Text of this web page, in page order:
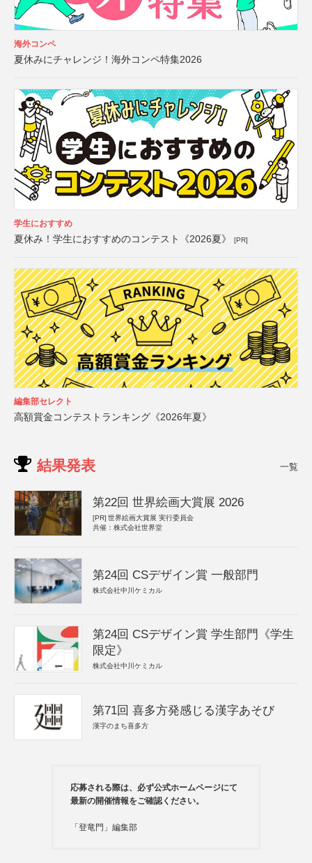
海外コンペ
夏休みにチャレンジ！海外コンペ特集2026
学生におすすめ
夏休み！学生におすすめのコンテスト《2026夏》 [PR]
編集部セレクト
高額賞金コンテストランキング《2026年夏》
結果発表 一覧
第22回 世界絵画大賞展 2026
[PR] 世界絵画大賞展 実行委員会
共催：株式会社世界堂
第24回 CSデザイン賞 一般部門
株式会社中川ケミカル
第24回 CSデザイン賞 学生部門《学生
限定》
株式会社中川ケミカル
第71回 喜多方発感じる漢字あそび
漢字のまち喜多方
応募される際は、必ず公式ホームページにて
最新の開催情報をご確認ください。
「登竜門」編集部